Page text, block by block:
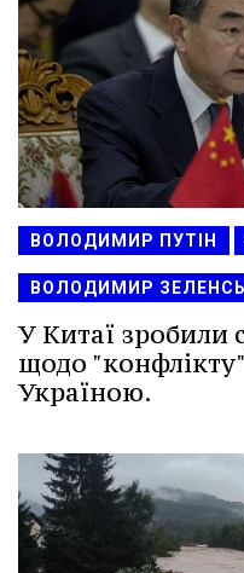
ВОЛОДИМИР ПУТІН
ВОЛОДИМИР
У Китаї зробили
щодо
Україною.